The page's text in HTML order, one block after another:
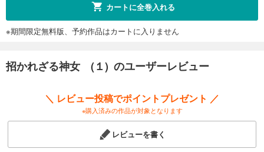
カートに全巻入れる
※期間限定無料版、予約作品はカートに入りません
招かれざる神女 (１) のユーザーレビュー
＼ レビュー投稿でポイントプレゼント ／
※購入済みの作品が対象となります
レビューを書く